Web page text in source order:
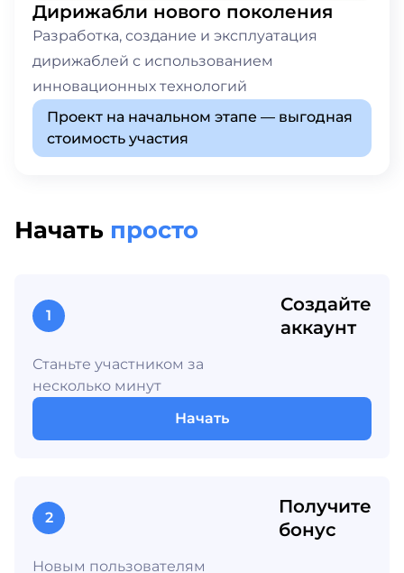
Дирижабли нового поколения
Разработка, создание и эксплуатация
дирижаблей с использованием
инновационных технологий
Проект на начальном этапе — выгодная
стоимость участия
Начать просто
1
Создайте
аккаунт
Станьте участником за
несколько минут
Начать
2
Получите
бонус
Новым пользователям